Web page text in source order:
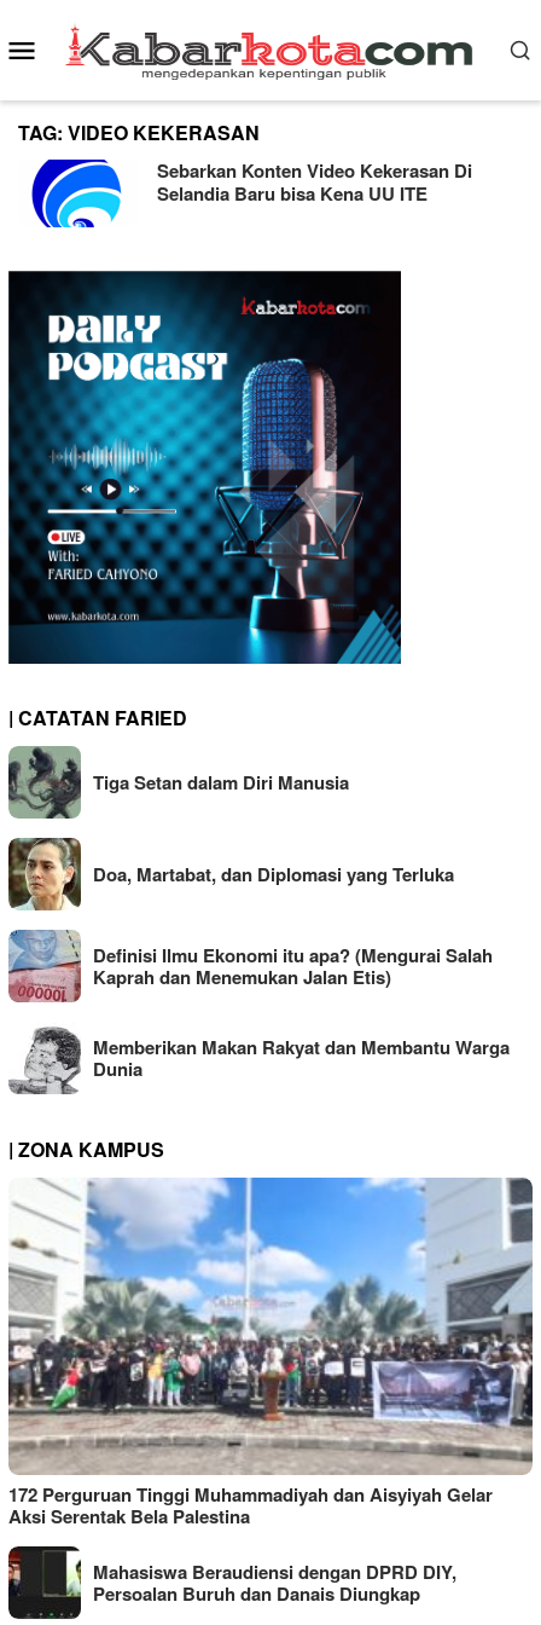
to
Mobile
TAG: VIDEO KEKERASAN
Sebarkan Konten Video Kekerasan Di
Selandia Baru bisa Kena UU ITE
| CATATAN FARIED
Tiga Setan dalam Diri Manusia
Doa, Martabat, dan Diplomasi yang Terluka
Definisi Ilmu Ekonomi itu apa? (Mengurai Salah
Kaprah dan Menemukan Jalan Etis)
Memberikan Makan Rakyat dan Membantu Warga
Dunia
| ZONA KAMPUS
172 Perguruan Tinggi Muhammadiyah dan Aisyiyah Gelar
Aksi Serentak Bela Palestina
Mahasiswa Beraudiensi dengan DPRD DIY,
Persoalan Buruh dan Danais Diungkap